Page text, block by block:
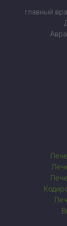
главный